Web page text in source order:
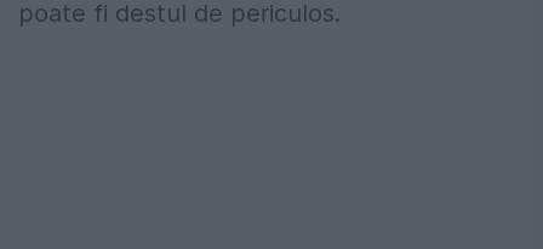
poate fi destul de periculos.